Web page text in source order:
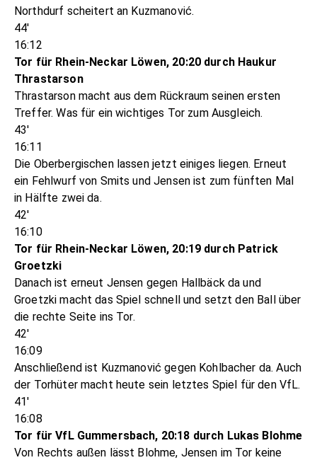
Northdurf scheitert an Kuzmanović.
44'
16:12
Tor für Rhein-Neckar Löwen, 20:20 durch Haukur
Thrastarson
Thrastarson macht aus dem Rückraum seinen ersten
Treffer. Was für ein wichtiges Tor zum Ausgleich.
43'
16:11
Die Oberbergischen lassen jetzt einiges liegen. Erneut
ein Fehlwurf von Smits und Jensen ist zum fünften Mal
in Hälfte zwei da.
42'
16:10
Tor für Rhein-Neckar Löwen, 20:19 durch Patrick
Groetzki
Danach ist erneut Jensen gegen Hallbäck da und
Groetzki macht das Spiel schnell und setzt den Ball über
die rechte Seite ins Tor.
42'
16:09
Anschließend ist Kuzmanović gegen Kohlbacher da. Auch
der Torhüter macht heute sein letztes Spiel für den VfL.
41'
16:08
Tor für VfL Gummersbach, 20:18 durch Lukas Blohme
Von Rechts außen lässt Blohme, Jensen im Tor keine